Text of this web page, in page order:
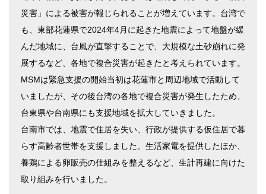
災害」による被害が報じられることが増えています。台湾で
も、東部花蓮県で2024年4月に起きた地震によって地盤が緩
んだ地域に、台風が直撃することで、大規模な土砂崩れに発
展するなど、各地で複合災害が起きたと考えられています。
MSMは緊急支援の開始当初は花蓮市と周辺地域で活動して
いましたが、その後台湾の各地で複合災害が発生したため、
台東県や台南県にも支援地域を拡大していきました。
台南市では、地震で住居を失い、行政が提供する仮住居で暮
らす高齢者世帯を支援しました。生活家電を提供したほか、
養鶏による卵販売の仕組みを整えるなど、生計再建に向けた
取り組みを行いました。